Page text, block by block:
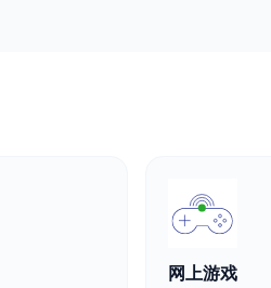
网上游戏